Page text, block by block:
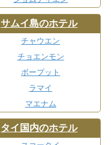
サムイ島のホテル
チャウエン
チョエンモン
ボープット
ラマイ
マエナム
タイ国内のホテル